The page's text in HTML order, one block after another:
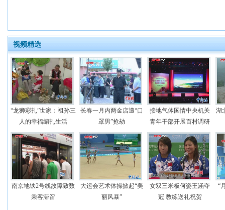
视频精选
“龙狮彩扎”世家：祖孙三
人的幸福编扎生活
长春一月内两金店遭“口
罩男”抢劫
接地气体国情中央机关
青年干部开展百村调研
湖
南京地铁2号线故障致数
乘客滞留
大运会艺术体操掀起“美
丽风暴”
女双三米板何姿王涵夺
冠 教练送礼祝贺
“